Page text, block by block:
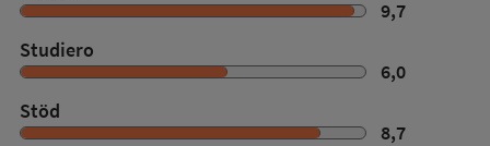
9,7
Studiero
6,0
Stöd
8,7